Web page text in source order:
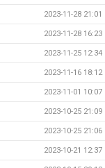
2023-11-28 21:01
2023-11-28 16:23
2023-11-25 12:34
2023-11-16 18:12
2023-11-01 10:07
2023-10-25 21:09
2023-10-25 21:06
2023-10-21 12:37